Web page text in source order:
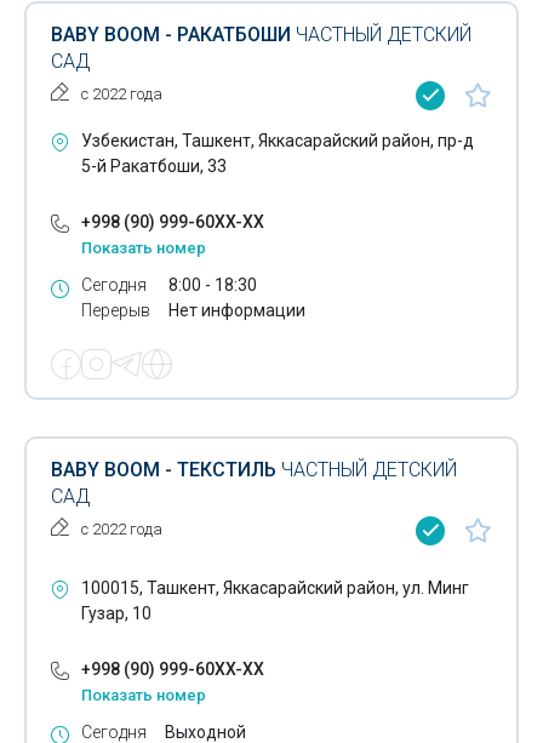
BABY BOOM - РАКАТБОШИ ЧАСТНЫЙ ДЕТСКИЙ
САД
с 2022 года
Узбекистан, Ташкент, Яккасарайский район, пр-д
5-й Ракатбоши, 33
+998 (90) 999-60XX-XX
Показать номер
Сегодня
Перерыв
8:00 - 18:30
Нет информации
BABY BOOM - ТЕКСТИЛЬ ЧАСТНЫЙ ДЕТСКИЙ
САД
с 2022 года
100015, Ташкент, Яккасарайский район, ул. Минг
Гузар, 10
+998 (90) 999-60XX-XX
Показать номер
Сегодня Выходной